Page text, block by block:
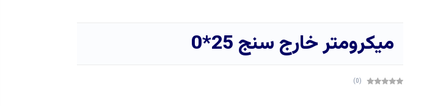
میکرومتر خارج سنج 25*0
(0)